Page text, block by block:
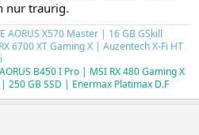
nur traurig.
AORUS X570 Master | 16 GB GSkill
6700 XT Gaming X | Auzentech X-Fi HT
B450 I Pro | MSI RX 480 Gaming X
250 GB SSD | Enermax Platimax D.F